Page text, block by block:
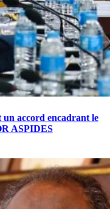
accord encadrant le
ASPIDES